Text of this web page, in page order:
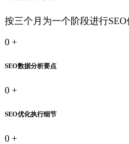
按三个月为一个阶段进行
0 +
SEO数据分析要点
0 +
SEO优化执行细节
0 +